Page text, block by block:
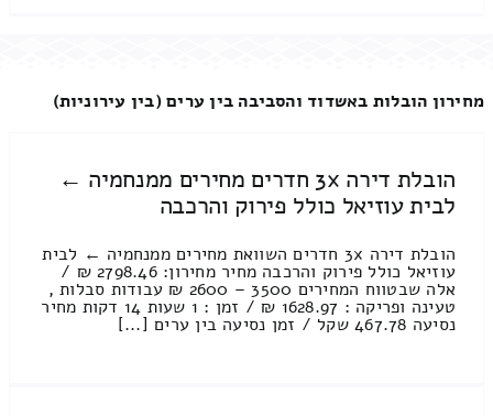
מחירון הובלות באשדוד והסביבה בין ערים (בין עירוניות)
הובלת דירה 3x חדרים מחירים ממנחמיה ←
לבית עוזיאל כולל פירוק והרכבה
הובלת דירה 3x חדרים השוואת מחירים ממנחמיה ← לבית
עוזיאל כולל פירוק והרכבה מחיר מחירון: 2798.46 ₪ /
אלה שבטווח המחירים 3500 – 2600 ₪ עבודות סבלות ,
טעינה ופריקה : 1628.97 ₪ / זמן : 1 שעות 14 דקות מחיר
נסיעה 467.78 שקל / זמן נסיעה בין ערים [...]